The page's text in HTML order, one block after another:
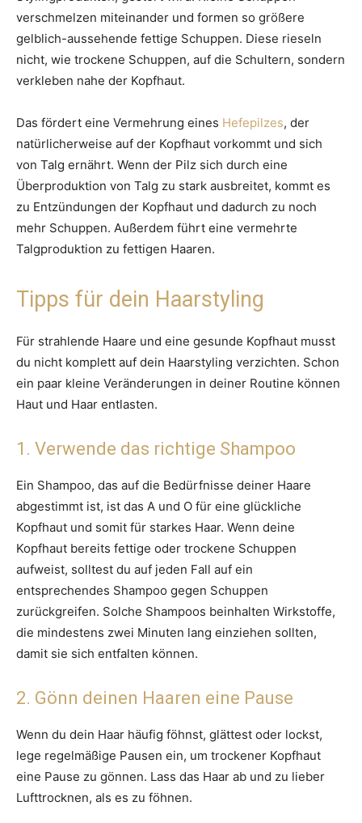
verschmelzen miteinander und formen so größere
gelblich-aussehende fettige Schuppen. Diese rieseln
nicht, wie trockene Schuppen, auf die Schultern, sondern
verkleben nahe der Kopfhaut.
Das fördert eine Vermehrung eines Hefepilzes, der
natürlicherweise auf der Kopfhaut vorkommt und sich
von Talg ernährt. Wenn der Pilz sich durch eine
Überproduktion von Talg zu stark ausbreitet, kommt es
zu Entzündungen der Kopfhaut und dadurch zu noch
mehr Schuppen. Außerdem führt eine vermehrte
Talgproduktion zu fettigen Haaren.
Tipps für dein Haarstyling
Für strahlende Haare und eine gesunde Kopfhaut musst
du nicht komplett auf dein Haarstyling verzichten. Schon
ein paar kleine Veränderungen in deiner Routine können
Haut und Haar entlasten.
1. Verwende das richtige Shampoo
Ein Shampoo, das auf die Bedürfnisse deiner Haare
abgestimmt ist, ist das A und O für eine glückliche
Kopfhaut und somit für starkes Haar. Wenn deine
Kopfhaut bereits fettige oder trockene Schuppen
aufweist, solltest du auf jeden Fall auf ein
entsprechendes Shampoo gegen Schuppen
zurückgreifen. Solche Shampoos beinhalten Wirkstoffe,
die mindestens zwei Minuten lang einziehen sollten,
damit sie sich entfalten können.
2. Gönn deinen Haaren eine Pause
Wenn du dein Haar häufig föhnst, glättest oder lockst,
lege regelmäßige Pausen ein, um trockener Kopfhaut
eine Pause zu gönnen. Lass das Haar ab und zu lieber
Lufttrocknen, als es zu föhnen.